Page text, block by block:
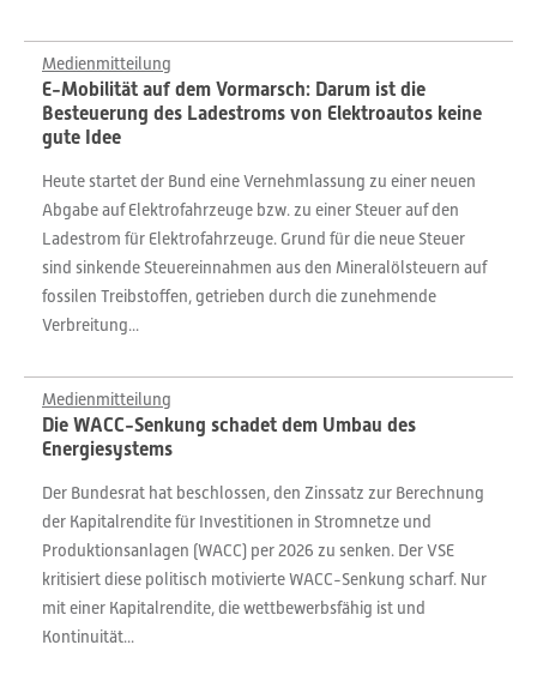
Medienmitteilung
E-Mobilität auf dem Vormarsch: Darum ist die
Besteuerung des Ladestroms von Elektroautos keine
gute Idee
Heute startet der Bund eine Vernehmlassung zu einer neuen
Abgabe auf Elektrofahrzeuge bzw. zu einer Steuer auf den
Ladestrom für Elektrofahrzeuge. Grund für die neue Steuer
sind sinkende Steuereinnahmen aus den Mineralölsteuern auf
fossilen Treibstoffen, getrieben durch die zunehmende
Verbreitung...
Medienmitteilung
Die WACC-Senkung schadet dem Umbau des
Energiesystems
Der Bundesrat hat beschlossen, den Zinssatz zur Berechnung
der Kapitalrendite für Investitionen in Stromnetze und
Produktionsanlagen (WACC) per 2026 zu senken. Der VSE
kritisiert diese politisch motivierte WACC-Senkung scharf. Nur
mit einer Kapitalrendite, die wettbewerbsfähig ist und
Kontinuität...